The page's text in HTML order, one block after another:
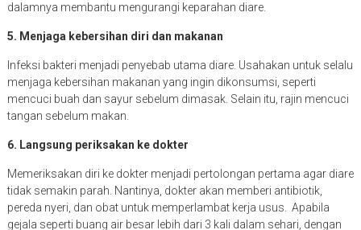
dalamnya membantu mengurangi keparahan diare.
5. Menjaga kebersihan diri dan makanan
Infeksi bakteri menjadi penyebab utama diare. Usahakan untuk selalu
menjaga kebersihan makanan yang ingin dikonsumsi, seperti
mencuci buah dan sayur sebelum dimasak. Selain itu, rajin mencuci
tangan sebelum makan.
6. Langsung periksakan ke dokter
Memeriksakan diri ke dokter menjadi pertolongan pertama agar diare
tidak semakin parah. Nantinya, dokter akan memberi antibiotik,
pereda nyeri, dan obat untuk memperlambat kerja usus. Apabila
gejala seperti buang air besar lebih dari 3 kali dalam sehari, dengan